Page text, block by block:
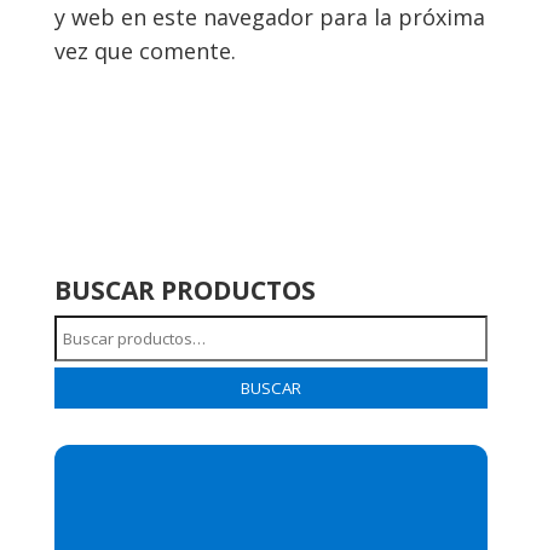
y web en este navegador para la próxima
vez que comente.
BUSCAR PRODUCTOS
Buscar
por:
BUSCAR